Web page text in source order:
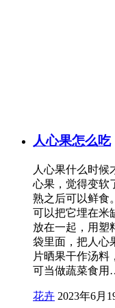
人心果怎么吃
人心果什么时候
心果，觉得变软
熟之后可以鲜食
可以把它埋在米
放在一起，用塑
袋里面，把人心
片晒果干作汤料
可当做蔬菜食
花卉 2023年6月